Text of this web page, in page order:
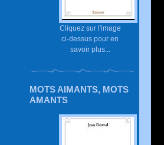
Cliquez sur l'image
ci-dessus pour en
savoir plus...
MOTS AIMANTS, MOTS
AMANTS